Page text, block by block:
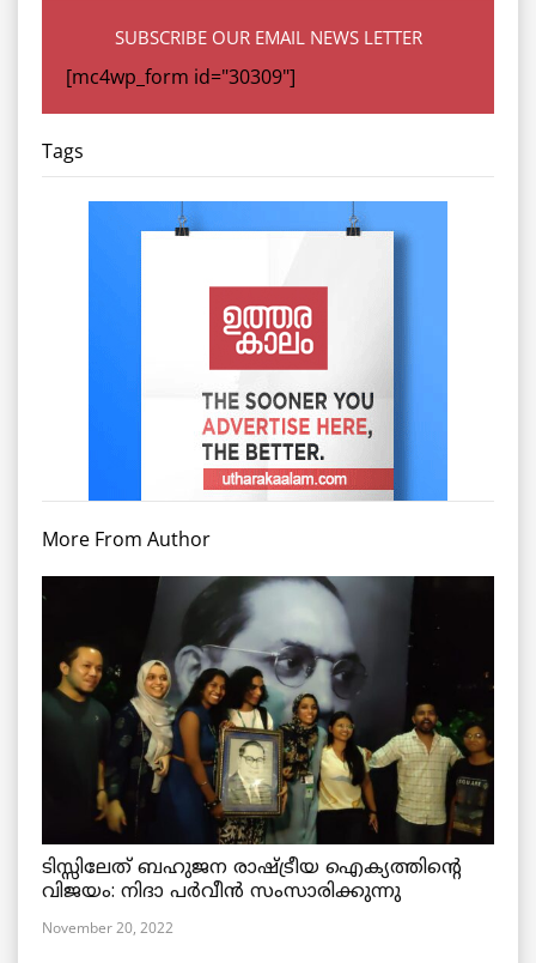
SUBSCRIBE OUR EMAIL NEWS LETTER
[mc4wp_form id="30309"]
Tags
More From Author
ടിസ്സിലേത് ബഹുജന രാഷ്ട്രീയ ഐക്യത്തിന്റെ
വിജയം: നിദാ പർവീൻ സംസാരിക്കുന്നു
November 20, 2022